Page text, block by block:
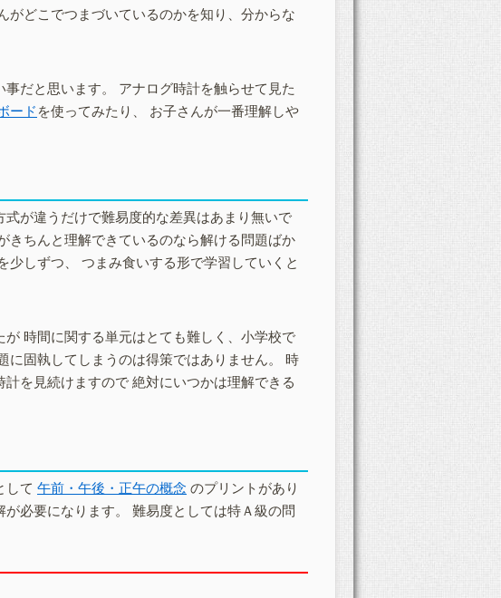
がどこでつまづいているのかを知り、分からな
だと思います。 アナログ時計を触らせて見た
ード を使ってみたり、 お子さんが一番理解しや
が違うだけで難易度的な差異はあまり無いで
きちんと理解できているのなら解ける問題ばか
少しずつ、 つまみ食いする形で学習していくと
時間に関する単元はとても難しく、小学校で
に固執してしまうのは得策ではありません。 時
を見続けますので 絶対にいつかは理解できる
して 午前・午後・正午の概念 のプリントがあり
必要になります。 難易度としては特Ａ級の問